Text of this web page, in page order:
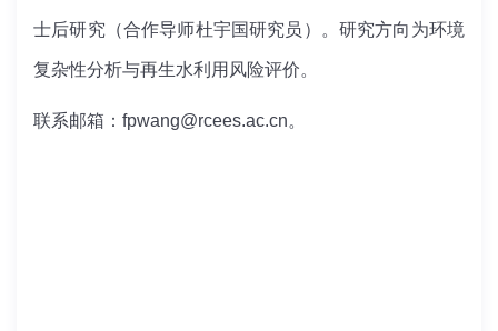
士后研究（合作导师杜宇国研究员）。研究方向为环境
复杂性分析与再生水利用风险评价。
联系邮箱：fpwang@rcees.ac.cn。